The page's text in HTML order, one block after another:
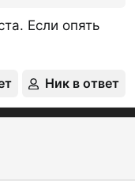
скачать в
Если опять
Ник в ответ